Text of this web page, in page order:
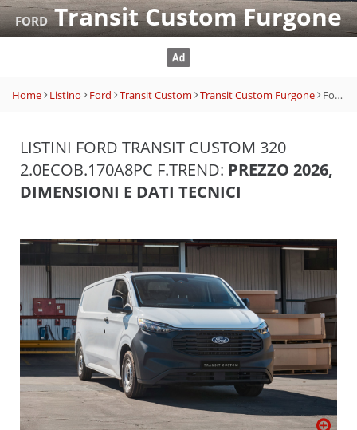
FORDTransit Custom Furgone
Home Listino Ford Transit Custom Transit Custom Furgone Ford Transit Custom 320 2.0EcoB.170A8PC F.Trend
LISTINI FORD TRANSIT CUSTOM 320
2.0ECOB.170A8PC F.TREND: PREZZO 2026,
DIMENSIONI E DATI TECNICI